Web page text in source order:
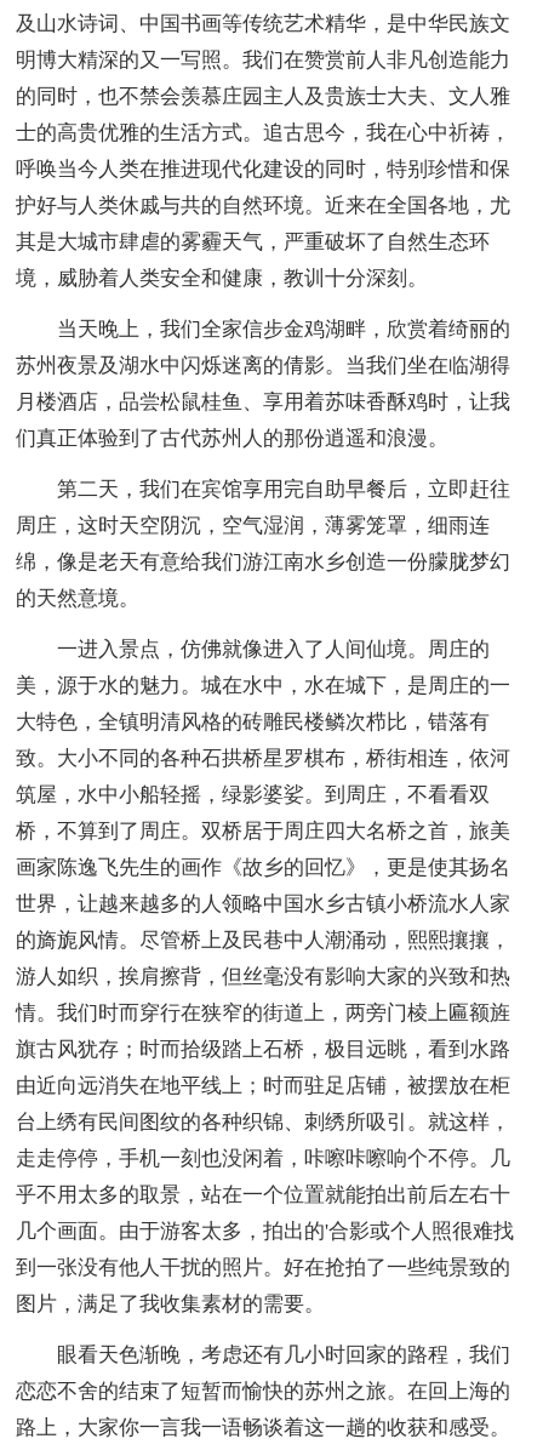
及山水诗词、中国书画等传统艺术精华，是中华民族文
明博大精深的又一写照。我们在赞赏前人非凡创造能力
的同时，也不禁会羡慕庄园主人及贵族士大夫、文人雅
士的高贵优雅的生活方式。追古思今，我在心中祈祷，
呼唤当今人类在推进现代化建设的同时，特别珍惜和保
护好与人类休戚与共的自然环境。近来在全国各地，尤
其是大城市肆虐的雾霾天气，严重破坏了自然生态环
境，威胁着人类安全和健康，教训十分深刻。
当天晚上，我们全家信步金鸡湖畔，欣赏着绮丽的
苏州夜景及湖水中闪烁迷离的倩影。当我们坐在临湖得
月楼酒店，品尝松鼠桂鱼、享用着苏味香酥鸡时，让我
们真正体验到了古代苏州人的那份逍遥和浪漫。
第二天，我们在宾馆享用完自助早餐后，立即赶往
周庄，这时天空阴沉，空气湿润，薄雾笼罩，细雨连
绵，像是老天有意给我们游江南水乡创造一份朦胧梦幻
的天然意境。
一进入景点，仿佛就像进入了人间仙境。周庄的
美，源于水的魅力。城在水中，水在城下，是周庄的一
大特色，全镇明清风格的砖雕民楼鳞次栉比，错落有
致。大小不同的各种石拱桥星罗棋布，桥街相连，依河
筑屋，水中小船轻摇，绿影婆娑。到周庄，不看看双
桥，不算到了周庄。双桥居于周庄四大名桥之首，旅美
画家陈逸飞先生的画作《故乡的回忆》，更是使其扬名
世界，让越来越多的人领略中国水乡古镇小桥流水人家
的旖旎风情。尽管桥上及民巷中人潮涌动，熙熙攘攘，
游人如织，挨肩擦背，但丝毫没有影响大家的兴致和热
情。我们时而穿行在狭窄的街道上，两旁门棱上匾额旌
旗古风犹存；时而拾级踏上石桥，极目远眺，看到水路
由近向远消失在地平线上；时而驻足店铺，被摆放在柜
台上绣有民间图纹的各种织锦、刺绣所吸引。就这样，
走走停停，手机一刻也没闲着，咔嚓咔嚓响个不停。几
乎不用太多的取景，站在一个位置就能拍出前后左右十
几个画面。由于游客太多，拍出的'合影或个人照很难找
到一张没有他人干扰的照片。好在抢拍了一些纯景致的
图片，满足了我收集素材的需要。
眼看天色渐晚，考虑还有几小时回家的路程，我们
恋恋不舍的结束了短暂而愉快的苏州之旅。在回上海的
路上，大家你一言我一语畅谈着这一趟的收获和感受。